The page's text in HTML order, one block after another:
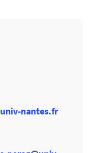
nantes.fr